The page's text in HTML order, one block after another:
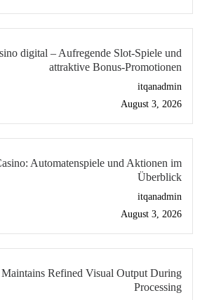
digital – Aufregende Slot-Spiele und
attraktive Bonus-Promotionen
itqanadmin
August 3, 2026
Automatenspiele und Aktionen im
Überblick
itqanadmin
August 3, 2026
Refined Visual Output During
Processing